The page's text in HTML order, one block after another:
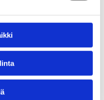
on yleisiä wc-tiloja.
Tammisaaressa
löytyvät
ja aukioloajoistatästä.